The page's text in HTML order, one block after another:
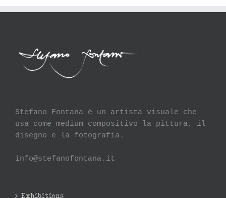
Stefano Fontana è un artista visuale che
usa come medium compositivo la pittura, il
disegno e la fotografia.
info@stefanofontana.it
Exhibitions